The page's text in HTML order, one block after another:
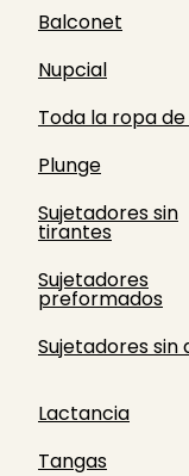
Balconet
Nupcial
Toda la ropa
Plunge
Sujetadores sin
tirantes
Sujetadores
preformados
Sujetadores sin
Lactancia
Tangas